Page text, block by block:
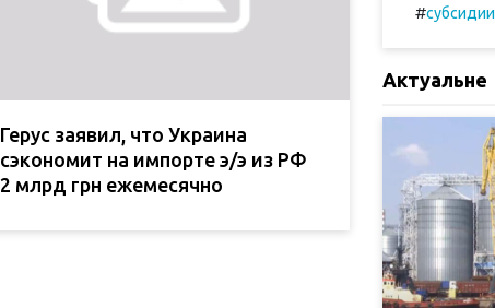
Герус заявил, что Украина
сэкономит на импорте э/э из РФ
2 млрд грн ежемесячно
#субсидии
Актуальне